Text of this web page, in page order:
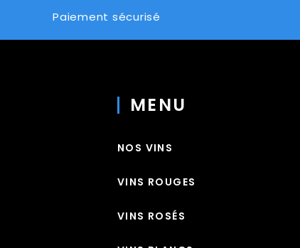
Paiement sécurisé
MENU
NOS VINS
VINS ROUGES
VINS ROSÉS